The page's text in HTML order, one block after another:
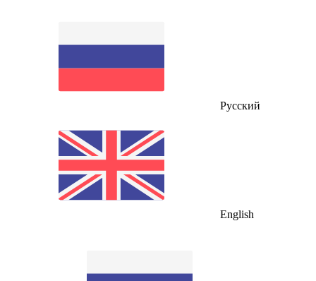
Русский
English